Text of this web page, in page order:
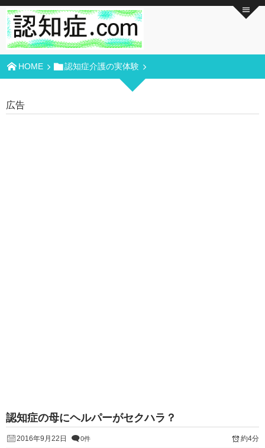
HOME 認知症介護の実体験
広告
認知症の母にヘルパーがセクハラ？
2016年9月22日 0件 約4分